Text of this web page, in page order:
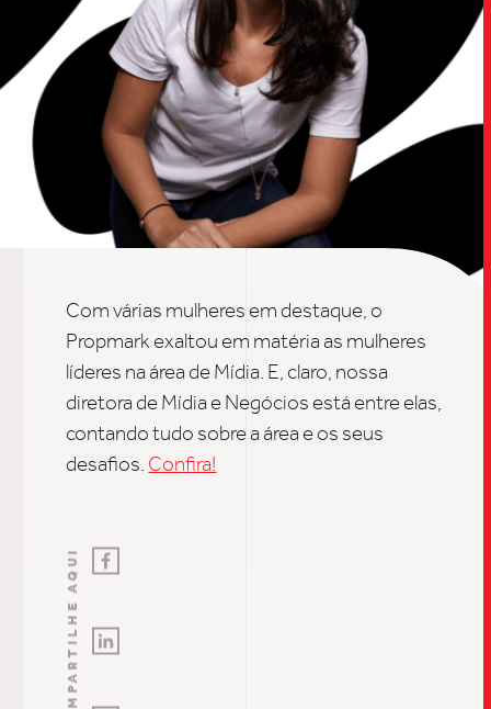
Com várias mulheres em destaque, o
Propmark exaltou em matéria as mulheres
líderes na área de Mídia. E, claro, nossa
diretora de Mídia e Negócios está entre elas,
contando tudo sobre a área e os seus
desafios. Confira!
COMPARTILHE AQUI